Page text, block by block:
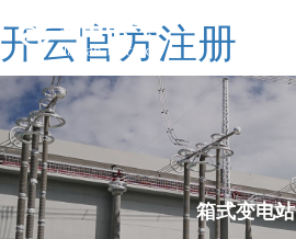
开云官方注册
箱式变电站